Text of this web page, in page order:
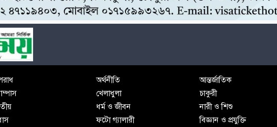
অর্থনীতি
আন্তর্জাতিক
খেলাধুলা
চাকুরী
ধর্ম ও জীবন
নারী ও শিশু
ফটো গ্যালারী
বিজ্ঞান ও প্রযুক্তি